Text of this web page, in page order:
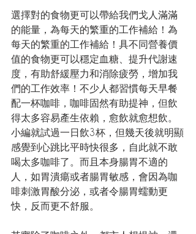
選擇對的食物更可以帶給我們戈人滿滿
的能量，為每天的繁重的工作補給！為
每天的繁重的工作補給！具不同營養價
值的食物更可以穩定血糖、提升代謝速
度，有助舒緩壓力和消除疲勞，增加我
們的工作效率！不少人都習慣每天早餐
配一杯咖啡，咖啡固然有助提神，但飲
得太多容易產生依賴，愈飲就愈想飲。
小編就試過一日飲3杯，但幾天後就明顯
感覺到心跳比平時快很多，自此就不敢
喝太多咖啡了。而且本身腸胃不適的
人，如胃潰瘍或者腸胃敏感，會因為咖
啡刺激胃酸分泌，或者令腸胃蠕動更
快，反而更不舒服。